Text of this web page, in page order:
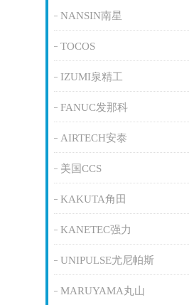
NANSIN南星
TOCOS
IZUMI泉精工
FANUC发那科
AIRTECH安泰
美国CCS
KAKUTA角田
KANETEC强力
UNIPULSE尤尼帕斯
MARUYAMA丸山